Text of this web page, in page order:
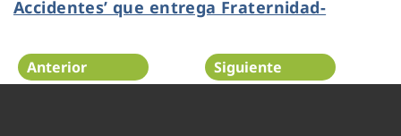
Accidentes’ que entrega Fraternidad-
Anterior Siguiente